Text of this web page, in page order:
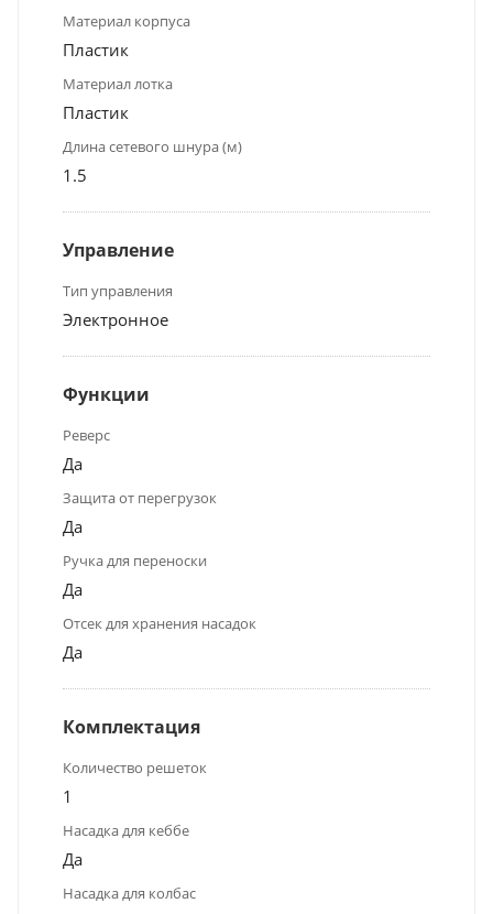
Материал корпуса
Пластик
Материал лотка
Пластик
Длина сетевого шнура (м)
1.5
Управление
Тип управления
Электронное
Функции
Реверс
Да
Защита от перегрузок
Да
Ручка для переноски
Да
Отсек для хранения насадок
Да
Комплектация
Количество решеток
1
Насадка для кеббе
Да
Насадка для колбас